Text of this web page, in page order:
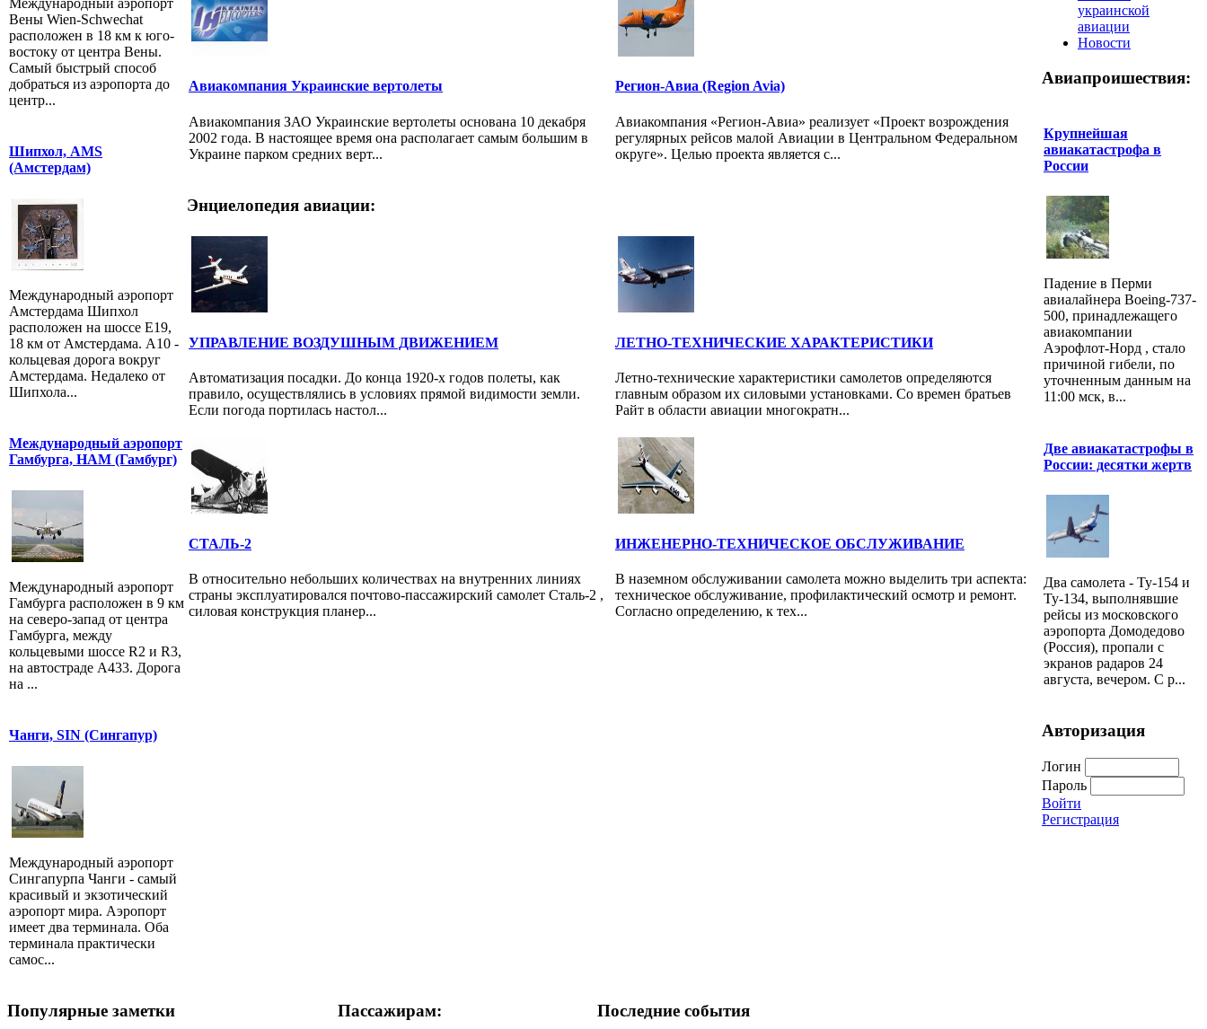
Вены Wien-Schwechat
расположен в 18 км к юго-
востоку от центра Вены.
Самый быстрый способ
добраться из аэропорта до
центр...
Шипхол, AMS
(Амстердам)
Международный аэропорт
Амстердама Шипхол
расположен на шоссе E19,
18 км от Амстердама. A10 -
кольцевая дорога вокруг
Амстердама. Недалеко от
Шипхола...
Международный аэропорт
Гамбурга, HAM (Гамбург)
Международный аэропорт
Гамбурга расположен в 9 км
на северо-запад от центра
Гамбурга, между
кольцевыми шоссе R2 и R3,
на автостраде A433. Дорога
на ...
Чанги, SIN (Сингапур)
Международный аэропорт
Сингапурпа Чанги - самый
красивый и экзотический
аэропорт мира. Аэропорт
имеет два терминала. Оба
терминала практически
самос...
Авиакомпания Украинские вертолеты
Авиакомпания ЗАО Украинские вертолеты основана 10 декабря
2002 года. В настоящее время она располагает самым большим в
Украине парком средних верт...
Регион-Авиа (Region Avia)
Авиакомпания «Регион-Авиа» реализует «Проект возрождения
регулярных рейсов малой Авиации в Центральном Федеральном
округе». Целью проекта является с...
Энциелопедия авиации:
УПРАВЛЕНИЕ ВОЗДУШНЫМ ДВИЖЕНИЕМ
Автоматизация посадки. До конца 1920-х годов полеты, как
правило, осуществлялись в условиях прямой видимости земли.
Если погода портилась настол...
ЛЕТНО-ТЕХНИЧЕСКИЕ ХАРАКТЕРИСТИКИ
Летно-технические характеристики самолетов определяются
главным образом их силовыми установками. Со времен братьев
Райт в области авиации многократн...
СТАЛЬ-2
В относительно небольших количествах на внутренних линиях
страны эксплуатировался почтово-пассажирский самолет Cтaль-2 ,
силовая конструкция планер...
ИНЖЕНЕРНО-ТЕХНИЧЕСКОЕ ОБСЛУЖИВАНИЕ
В наземном обслуживании самолета можно выделить три аспекта:
техническое обслуживание, профилактический осмотр и ремонт.
Согласно определению, к тех...
украинской
авиации
Новости
Авиапроишествия:
Крупнейшая
авиакатастрофа в
России
Падение в Перми
авиалайнера Boeing-737-
500, принадлежащего
авиакомпании
Аэрофлот-Норд , стало
причиной гибели, по
уточненным данным на
11:00 мск, в...
Две авиакатастрофы в
России: десятки жертв
Два самолета - Ту-154 и
Ту-134, выполнявшие
рейсы из московского
аэропорта Домодедово
(Россия), пропали с
экранов радаров 24
августа, вечером. С р...
Авторизация
Логин
Пароль
Войти
Регистрация
Популярные заметки Пассажирам: Последние события